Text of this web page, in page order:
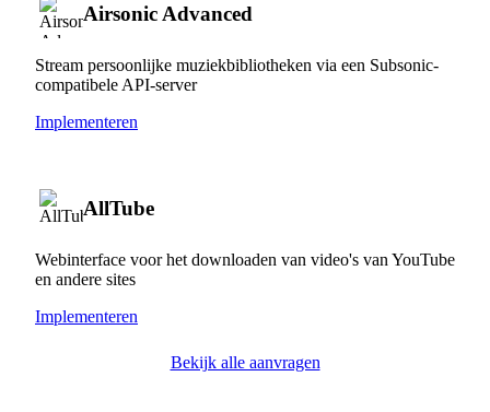
Airsonic Advanced
Stream persoonlijke muziekbibliotheken via een Subsonic-
compatibele API-server
Implementeren
AllTube
Webinterface voor het downloaden van video's van YouTube
en andere sites
Implementeren
Bekijk alle aanvragen